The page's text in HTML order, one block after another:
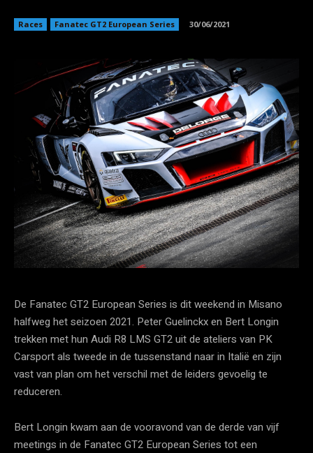
Races Fanatec GT2 European Series 30/06/2021
De Fanatec GT2 European Series is dit weekend in Misano
halfweg het seizoen 2021. Peter Guelinckx en Bert Longin
trekken met hun Audi R8 LMS GT2 uit de ateliers van PK
Carsport als tweede in de tussenstand naar in Italië en zijn
vast van plan om het verschil met de leiders gevoelig te
reduceren.
Bert Longin kwam aan de vooravond van de derde van vijf
meetings in de Fanatec GT2 European Series tot een